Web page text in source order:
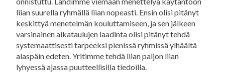
liian suurella ryhmällä liian nopeasti. Ensin olisi pitänyt
keskittyä menetelmän kouluttamiseen, ja sen jälkeen
varsinainen aikataulujen laadinta olisi pitänyt tehdä
systemaattisesti tarpeeksi pienissä ryhmissä ylhäältä
alaspäin edeten. Yritimme tehdä liian paljon liian
lyhyessä ajassa puutteellisilla tiedoilla.